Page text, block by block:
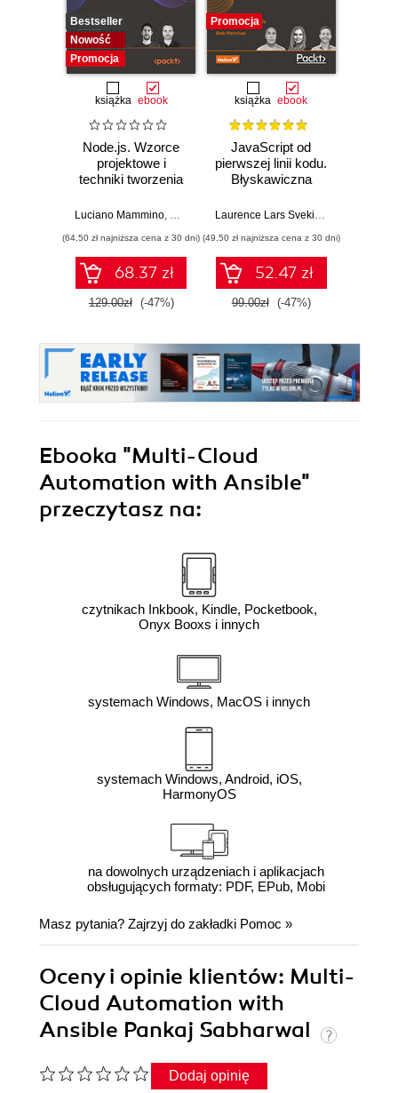
Bestseller
Nowość
Promocja
książka ebook
Node.js. Wzorce
projektowe i
techniki tworzenia
produkcyjnych.
Luciano Mammino, Mario Casciaro,Colin J. Ihrig (Foreword)
(64,50 zł najniższa cena z 30 dni)
68.37 zł
129.00zł (-47%)
Promocja
książka ebook
JavaScript od
pierwszej linii kodu.
Błyskawiczna
stron WWW i
internetowych
Laurence Lars Svekis
,
(49,50 zł najniższa cena z 30 dni)
52.47 zł
99.00zł (-47%)
Ebooka "Multi-Cloud
Automation with Ansible"
przeczytasz na:
czytnikach Inkbook, Kindle, Pocketbook,
Onyx Booxs i innych
systemach Windows, MacOS i innych
systemach Windows, Android, iOS,
HarmonyOS
na dowolnych urządzeniach i aplikacjach
obsługujących formaty: PDF, EPub, Mobi
Masz pytania? Zajrzyj do zakładki Pomoc »
Oceny i opinie klientów: Multi-
Cloud Automation with
Ansible Pankaj Sabharwal
Dodaj opinię